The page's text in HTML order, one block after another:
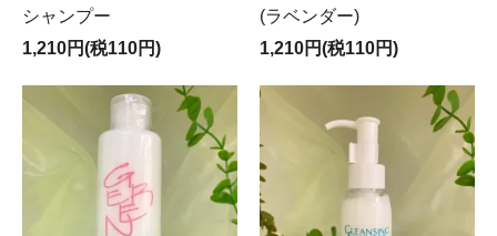
シャンプー
1,210円(税110円)
(ラベンダー)
1,210円(税110円)